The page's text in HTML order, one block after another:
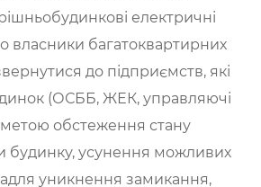
електричні
власники багатоквартирних
до підприємств, які
(ОСББ, ЖЕК, управляючі
метою обстеження стану
будинку, усунення можливих
уникнення замикання,